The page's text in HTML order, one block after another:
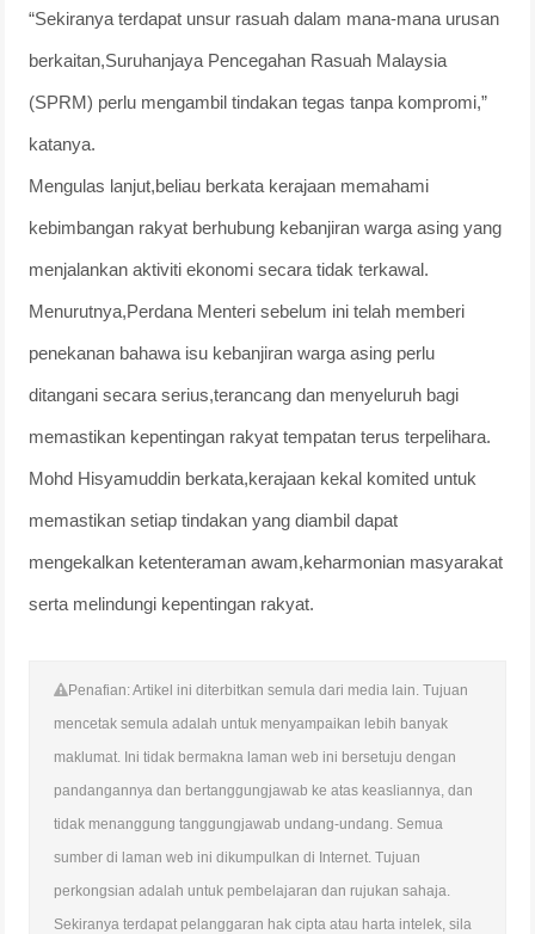
“Sekiranya terdapat unsur rasuah dalam mana-mana urusan
berkaitan,Suruhanjaya Pencegahan Rasuah Malaysia
(SPRM) perlu mengambil tindakan tegas tanpa kompromi,”
katanya.
Mengulas lanjut,beliau berkata kerajaan memahami
kebimbangan rakyat berhubung kebanjiran warga asing yang
menjalankan aktiviti ekonomi secara tidak terkawal.
Menurutnya,Perdana Menteri sebelum ini telah memberi
penekanan bahawa isu kebanjiran warga asing perlu
ditangani secara serius,terancang dan menyeluruh bagi
memastikan kepentingan rakyat tempatan terus terpelihara.
Mohd Hisyamuddin berkata,kerajaan kekal komited untuk
memastikan setiap tindakan yang diambil dapat
mengekalkan ketenteraman awam,keharmonian masyarakat
serta melindungi kepentingan rakyat.
Penafian: Artikel ini diterbitkan semula dari media lain. Tujuan
mencetak semula adalah untuk menyampaikan lebih banyak
maklumat. Ini tidak bermakna laman web ini bersetuju dengan
pandangannya dan bertanggungjawab ke atas keasliannya, dan
tidak menanggung tanggungjawab undang-undang. Semua
sumber di laman web ini dikumpulkan di Internet. Tujuan
perkongsian adalah untuk pembelajaran dan rujukan sahaja.
Sekiranya terdapat pelanggaran hak cipta atau harta intelek, sila